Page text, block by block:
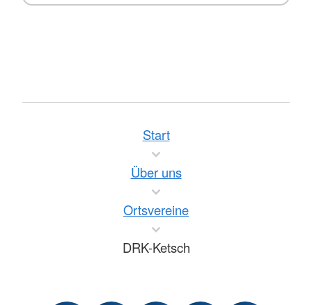
Start
Über uns
Ortsvereine
DRK-Ketsch